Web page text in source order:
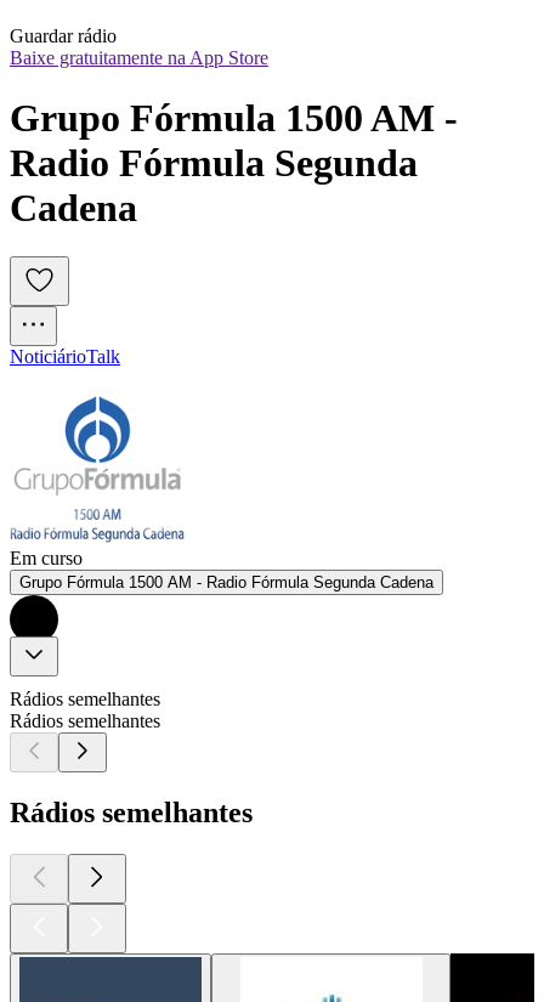
Guardar rádio
Baixe gratuitamente na App Store
Grupo Fórmula 1500 AM -
Radio Fórmula Segunda
Cadena
NoticiárioTalk
Em curso
Grupo Fórmula 1500 AM - Radio Fórmula Segunda Cadena
Rádios semelhantes
Rádios semelhantes
Rádios semelhantes